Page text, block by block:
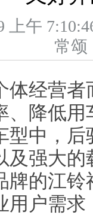
上午
常
体经营
、降低
型中，
及强大
牌的江
用户需